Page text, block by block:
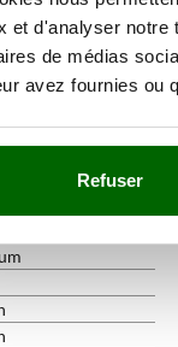
et d'analyser notre
de médias
avez fournies ou
Refuser
en ligne